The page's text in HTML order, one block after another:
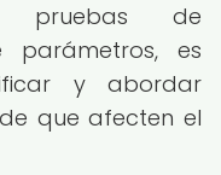
pruebas de
parámetros, es
y abordar
que afecten el